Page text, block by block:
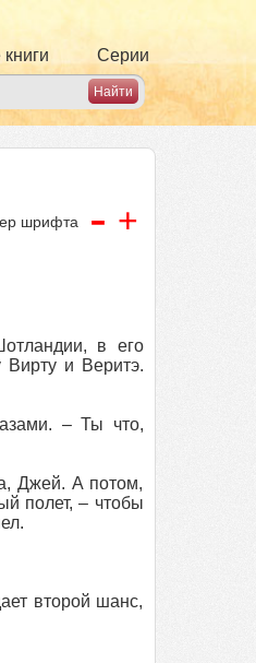
Серии
шрифта - +
в его
Вирту и Веритэ.
– Ты что,
Джей. А потом,
полет, – чтобы
второй шанс,